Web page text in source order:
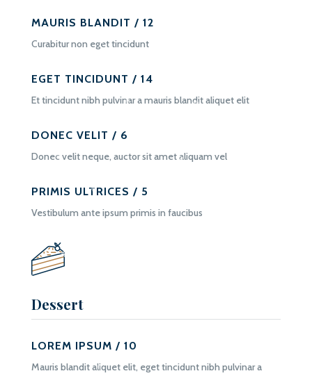
MAURIS BLANDIT / 12
Curabitur non eget tincidunt
EGET TINCIDUNT / 14
Et tincidunt nibh pulvinar a mauris blandit aliquet elit
DONEC VELIT / 6
Donec velit neque, auctor sit amet aliquam vel
PRIMIS ULTRICES / 5
Vestibulum ante ipsum primis in faucibus
Dessert
LOREM IPSUM / 10
Mauris blandit aliquet elit, eget tincidunt nibh pulvinar a